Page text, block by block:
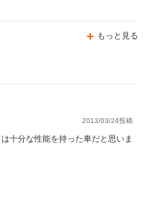
もっと見る
2013/03/24投稿
十分な性能を持った車だと思いま